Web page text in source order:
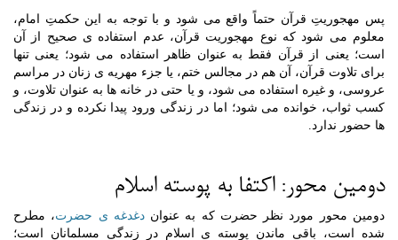
پس مهجوریتِ قرآن حتماً واقع می شود و با توجه به این حکمتِ امام،
معلوم می شود که نوع مهجوریت قرآن، عدم استفاده ی صحیح از آن
است؛ یعنی از قرآن فقط به عنوان ظاهر استفاده می شود؛ یعنی تنها
برای تلاوت قرآن، آن هم در مجالس ختم، یا جزء مهریه ی زنان در مراسم
عروسی، و غیره استفاده می شود، و یا حتی در خانه ها به عنوان تلاوت، و
کسب ثواب، خوانده می شود؛ اما در زندگی ورود پیدا نکرده و در زندگی
ها حضور ندارد.
دومین محور: اکتفا به پوسته اسلام
دومین محور مورد نظر حضرت که به عنواندغدغه ی حضرت، مطرح
شده است، باقی ماندن پوسته ی اسلام در زندگی مسلمانان است؛